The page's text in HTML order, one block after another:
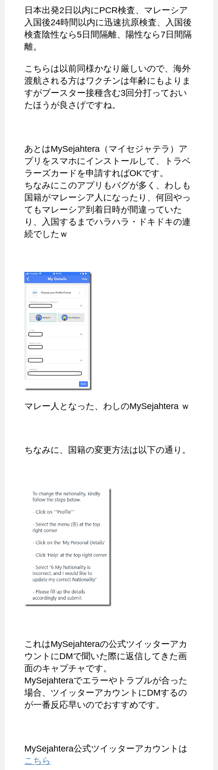
日本出発2日以内にPCR検査、マレーシア
入国後24時間以内に迅速抗原検査、入国後
検査陰性なら5日間隔離、陽性なら7日間隔
離。
こちらは以前同様かなり厳しいので、海外
渡航される方はワクチンは年齢にもよりま
すがブースター接種含む3回分打っておい
たほうが良さげですね。
あとはMySejahtera（マイセジャテラ）ア
プリをスマホにインストールして、トラベ
ラーズカードを申請すればOKです。
ちなみにこのアプリもバグが多く、わしも
国籍がマレーシア人になったり、何回やっ
てもマレーシア到着日時が間違っていた
り、入国するまでハラハラ・ドキドキの連
続でしたｗ
マレー人となった、わしのMySejahtera ｗ
ちなみに、国籍の変更方法は以下の通り。
これはMySejahteraの公式ツイッターアカ
ウントにDMで聞いた際に返信してきた画
面のキャプチャです。
MySejahteraでエラーやトラブルが合った
場合、ツイッターアカウントにDMするの
が一番反応早いのでおすすめです。
MySejahtera公式ツイッターアカウントは
こちら